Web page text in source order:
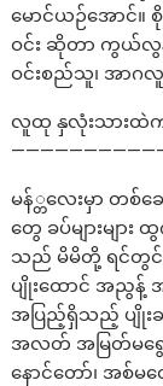
မောင်ယဉ်အောင်။
ဝင်း ဆိုတာ ကွယ်လွန်
ဝင်းစည်သူ၊ အာဂလူ
လူထု နှလုံးသားထဲက
မန်္တလေးမှာ တစ်
တွေ ခပ်များများ
သည် မိမိတို့ ရင်တွင်
ပျိုးထောင် အညွန့်
အပြည့်ရှိသည့် ပျို
အလတ် အမြတ်မရွေ
နောင်တော်၊ အစ်မ